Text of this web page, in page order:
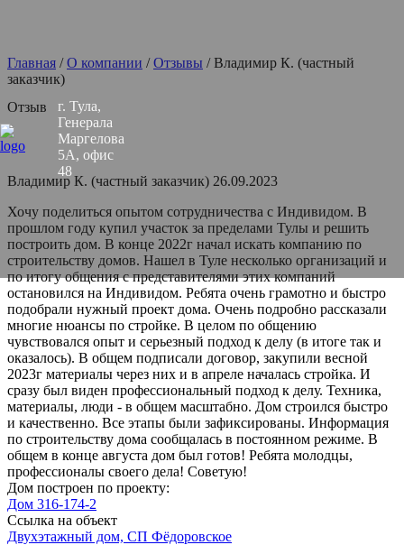
г. Тула,
Генерала
Маргелова
5А, офис
48
Главная /О компании /Отзывы /Владимир К. (частный
заказчик)
Отзыв
Владимир К. (частный заказчик) 26.09.2023
Хочу поделиться опытом сотрудничества с Индивидом. В
прошлом году купил участок за пределами Тулы и решить
построить дом. В конце 2022г начал искать компанию по
строительству домов. Нашел в Туле несколько организаций и
по итогу общения с представителями этих компаний
остановился на Индивидом. Ребята очень грамотно и быстро
подобрали нужный проект дома. Очень подробно рассказали
многие нюансы по стройке. В целом по общению
чувствовался опыт и серьезный подход к делу (в итоге так и
оказалось). В общем подписали договор, закупили весной
2023г материалы через них и в апреле началась стройка. И
сразу был виден профессиональный подход к делу. Техника,
материалы, люди - в общем масштабно. Дом строился быстро
и качественно. Все этапы были зафиксированы. Информация
по строительству дома сообщалась в постоянном режиме. В
общем в конце августа дом был готов! Ребята молодцы,
профессионалы своего дела! Советую!
Дом построен по проекту:
Дом 316-174-2
Ссылка на объект
Двухэтажный дом, СП Фёдоровское